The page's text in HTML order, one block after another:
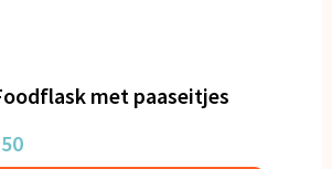
met paaseitjes